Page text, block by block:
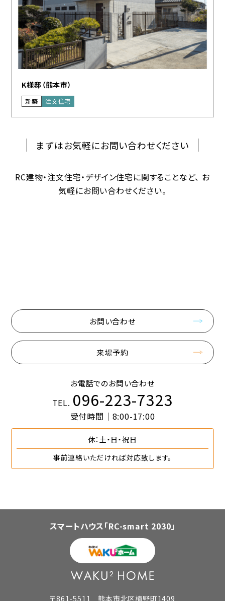
K様邸（熊本市）
新築 注文住宅
まずはお気軽にお問い合わせください
RC建物・注文住宅・デザイン住宅に関することなど、 お
気軽にお問い合わせください。
お問い合わせ
来場予約
お電話でのお問い合わせ
TEL. 096-223-7323
受付時間｜8:00-17:00
休：土・日・祝日
事前連絡いただければ対応致します。
スマートハウス「RC-smart 2030」
〒861-5511 熊本市北区楠野町1409